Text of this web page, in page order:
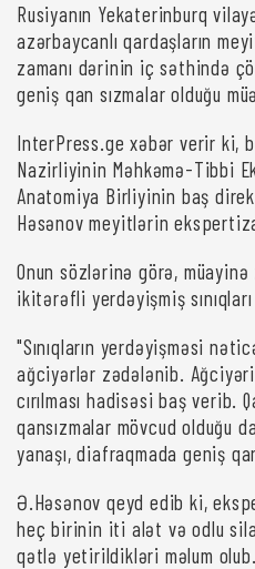
Rusiyanın Yekaterinburq
azərbaycanlı qardaşların
zamanı dərinin iç səthində
geniş qan sızmalar olduğu
InterPress.ge xəbər verir ki,
Nazirliyinin Məhkəmə-Tibbi
Anatomiya Birliyinin baş
Həsənov meyitlərin
Onun sözlərinə görə, müayinə
ikitərəfli yerdəyişmiş
"Sınıqların yerdəyişməsi
ağciyərlər zədələnib.
cırılması hadisəsi baş verib.
qansızmalar mövcud olduğu
yanaşı, diafraqmada geniş
Ə.Həsənov qeyd edib ki,
heç birinin iti alət və odlu
qətlə yetirildikləri məlum olub.